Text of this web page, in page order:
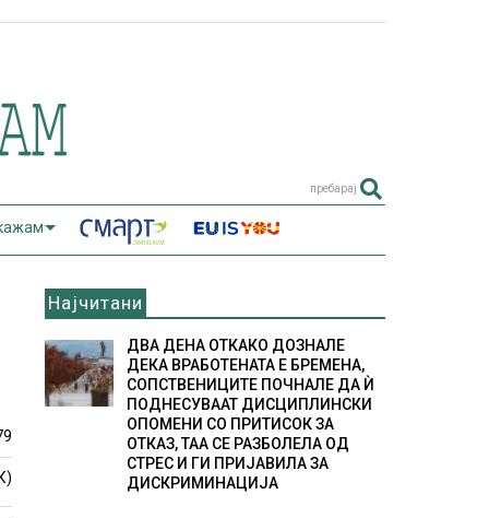
пребарај
Најчитани
ДВА ДЕНА ОТКАКО ДОЗНАЛЕ
ДЕКА ВРАБОТЕНАТА Е БРЕМЕНА,
СОПСТВЕНИЦИТЕ ПОЧНАЛЕ ДА Ѝ
ПОДНЕСУВААТ ДИСЦИПЛИНСКИ
ОПОМЕНИ СО ПРИТИСОК ЗА
ОТКАЗ, ТАА СЕ РАЗБОЛЕЛА ОД
СТРЕС И ГИ ПРИЈАВИЛА ЗА
ДИСКРИМИНАЦИЈА